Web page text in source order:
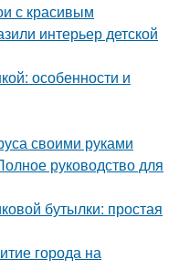
с красивым
интерьер детской
особенности и
своими руками
руководство для
бутылки: простая
города на